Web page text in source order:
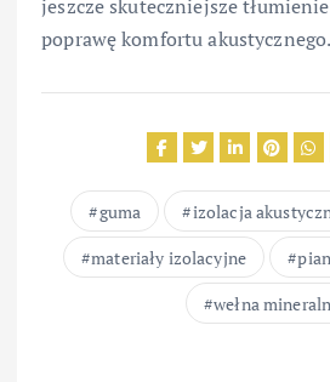
jeszcze skuteczniejsze
poprawę komfortu akustycznego.
guma izolacja
materiały izolacyjne
wełna